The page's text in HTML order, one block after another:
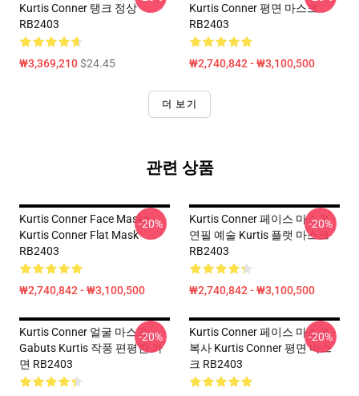
Kurtis Conner 탱크 정상
RB2403
₩3,369,210$24.45
Kurtis Conner 평면 마스크
RB2403
₩2,740,842 - ₩3,100,500
더 보기
관련 상품
Kurtis Conner Face Masks -
Kurtis Conner Flat Mask
RB2403
₩2,740,842 - ₩3,100,500
-20%
Kurtis Conner 페이스 마스크 -
연필 예술 Kurtis 플랫 마스크
RB2403
₩2,740,842 - ₩3,100,500
-20%
Kurtis Conner 얼굴 마스크 -
Gabuts Kurtis 작풍 편평한 가
면 RB2403
-20%
Kurtis Conner 페이스 마스크 -
복사 Kurtis Conner 평면 마스
크 RB2403
-20%